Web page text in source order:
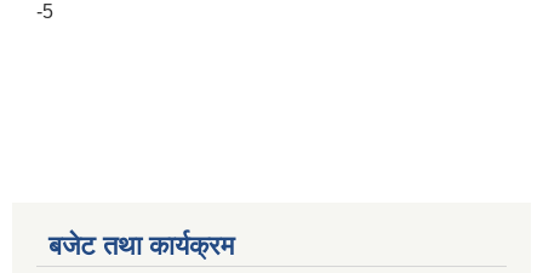
-5
बजेट तथा कार्यक्रम